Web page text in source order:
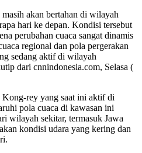
akan bertahan di wilayah
hari ke depan. Kondisi tersebut
perubahan cuaca sangat dinamis
regional dan pola pergerakan
sedang aktif di wilayah
dari cnnindonesia.com, Selasa (
rey yang saat ini aktif di
pola cuaca di kawasan ini
wilayah sekitar, termasuk Jawa
kondisi udara yang kering dan